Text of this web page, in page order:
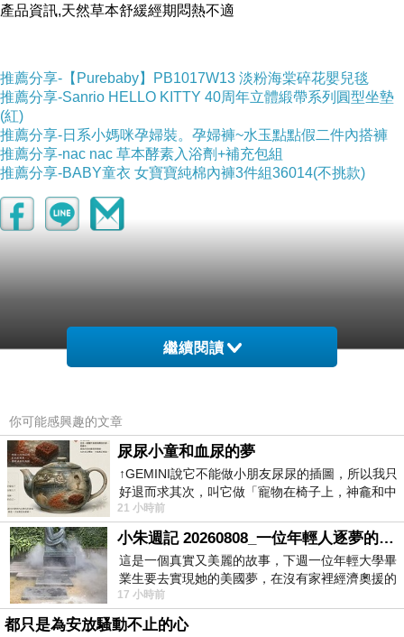
產品資訊,天然草本舒緩經期悶熱不適
推薦分享-【Purebaby】PB1017W13 淡粉海棠碎花嬰兒毯
推薦分享-Sanrio HELLO KITTY 40周年立體緞帶系列圓型坐墊
(紅)
推薦分享-日系小媽咪孕婦裝。孕婦褲~水玉點點假二件內搭褲
推薦分享-nac nac 草本酵素入浴劑+補充包組
推薦分享-BABY童衣 女寶寶純棉內褲3件組36014(不挑款)
繼續閱讀
你可能感興趣的文章
尿尿小童和血尿的夢
↑GEMINI說它不能做小朋友尿尿的插圖，所以我只
好退而求其次，叫它做「寵物在椅子上，神龕和中
年人臉孔」的畫了。 六月底
21 小時前
小朱週記 20260808_一位年輕人逐夢的真實故事
這是一個真實又美麗的故事，下週一位年輕大學畢
業生要去實現她的美國夢，在沒有家裡經濟奧援的
情況下，靠著自我努力工作累積出國基
17 小時前
都只是為安放騷動不止的心